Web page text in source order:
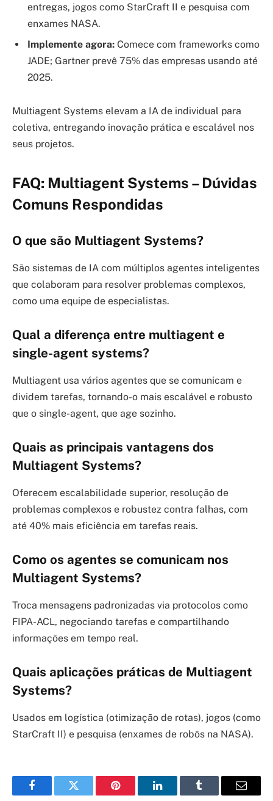
entregas, jogos como StarCraft II e pesquisa com
enxames NASA.
Implemente agora: Comece com frameworks como
JADE; Gartner prevê 75% das empresas usando até
2025.
Multiagent Systems elevam a IA de individual para
coletiva, entregando inovação prática e escalável nos
seus projetos.
FAQ: Multiagent Systems – Dúvidas
Comuns Respondidas
O que são Multiagent Systems?
São sistemas de IA com múltiplos agentes inteligentes
que colaboram para resolver problemas complexos,
como uma equipe de especialistas.
Qual a diferença entre multiagent e
single-agent systems?
Multiagent usa vários agentes que se comunicam e
dividem tarefas, tornando-o mais escalável e robusto
que o single-agent, que age sozinho.
Quais as principais vantagens dos
Multiagent Systems?
Oferecem escalabilidade superior, resolução de
problemas complexos e robustez contra falhas, com
até 40% mais eficiência em tarefas reais.
Como os agentes se comunicam nos
Multiagent Systems?
Troca mensagens padronizadas via protocolos como
FIPA-ACL, negociando tarefas e compartilhando
informações em tempo real.
Quais aplicações práticas de Multiagent
Systems?
Usados em logística (otimização de rotas), jogos (como
StarCraft II) e pesquisa (enxames de robôs na NASA).
FacebookTwitter Pinterest LinkedInTumblr Email